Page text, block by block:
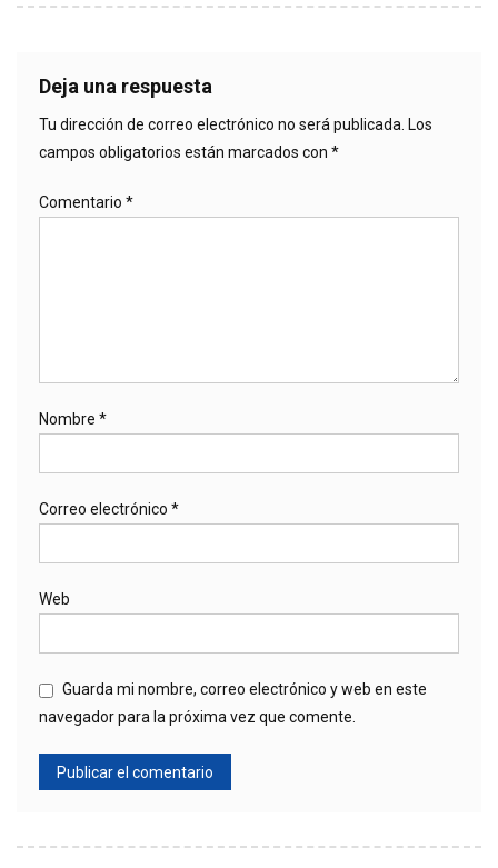
Deja una respuesta
Tu dirección de correo electrónico no será publicada. Los
campos obligatorios están marcados con *
Comentario *
Nombre *
Correo electrónico *
Web
Guarda mi nombre, correo electrónico y web en este
navegador para la próxima vez que comente.